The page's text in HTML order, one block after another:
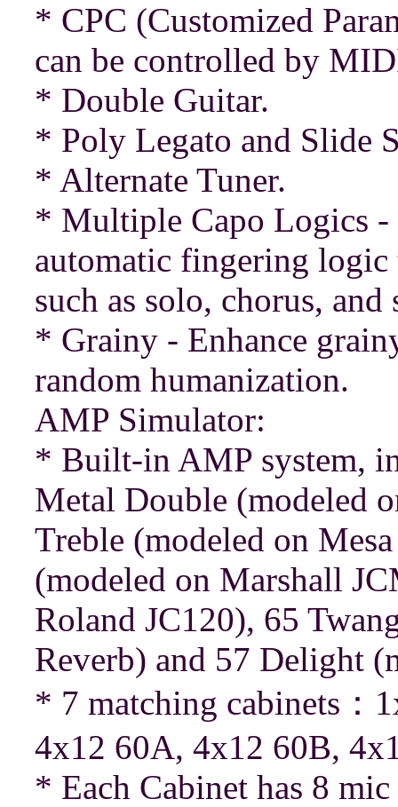
* CPC (Customized
can be controlled by
* Double Guitar.
* Poly Legato and Slide
* Alternate Tuner.
* Multiple Capo Logics
automatic fingering
such as solo, chorus, and
* Grainy - Enhance
random humanization.
AMP Simulator:
* Built-in AMP system,
Metal Double (modeled
Treble (modeled on
(modeled on Marshall
Roland JC120), 65
Reverb) and 57 Delight
* 7 matching cabinets：
4x12 60A, 4x12 60B,
* Each Cabinet has 8